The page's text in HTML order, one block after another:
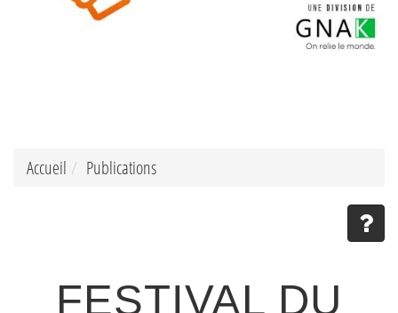
Accueil Publications
FESTIVAL DU